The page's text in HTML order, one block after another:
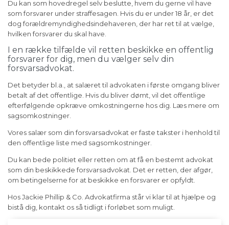
Du kan som hovedregel selv beslutte, hvem du gerne vil have
som forsvarer under straffesagen. Hvis du er under 18 år, er det
dog forældremyndighedsindehaveren, der har ret til at vælge,
hvilken forsvarer du skal have.
I en række tilfælde vil retten beskikke en offentlig
forsvarer for dig, men du vælger selv din
forsvarsadvokat.
Det betyder bl.a., at salæret til advokaten i første omgang bliver
betalt af det offentlige. Hvis du bliver dømt, vil det offentlige
efterfølgende opkræve omkostningerne hos dig. Læs mere om
sagsomkostninger.
Vores salær som din forsvarsadvokat er faste takster i henhold til
den offentlige liste med sagsomkostninger.
Du kan bede politiet eller retten om at få en bestemt advokat
som din beskikkede forsvarsadvokat. Det er retten, der afgør,
om betingelserne for at beskikke en forsvarer er opfyldt.
Hos Jackie Phillip & Co. Advokatfirma står vi klar til at hjælpe og
bistå dig, kontakt os så tidligt i forløbet som muligt.